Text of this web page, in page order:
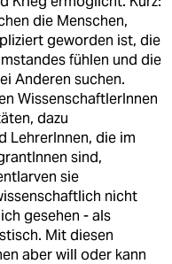
die Menschen,
geworden ist, die
fühlen und die
Anderen suchen.
WissenschaftlerInnen
dazu
LehrerInnen, die im
sind,
sie
nicht
gesehen - als
Mit diesen
aber will oder kann